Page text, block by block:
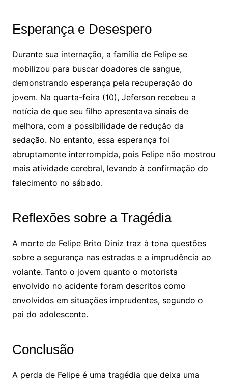
Esperança e Desespero
Durante sua internação, a família de Felipe se
mobilizou para buscar doadores de sangue,
demonstrando esperança pela recuperação do
jovem. Na quarta-feira (10), Jeferson recebeu a
notícia de que seu filho apresentava sinais de
melhora, com a possibilidade de redução da
sedação. No entanto, essa esperança foi
abruptamente interrompida, pois Felipe não mostrou
mais atividade cerebral, levando à confirmação do
falecimento no sábado.
Reflexões sobre a Tragédia
A morte de Felipe Brito Diniz traz à tona questões
sobre a segurança nas estradas e a imprudência ao
volante. Tanto o jovem quanto o motorista
envolvido no acidente foram descritos como
envolvidos em situações imprudentes, segundo o
pai do adolescente.
Conclusão
A perda de Felipe é uma tragédia que deixa uma